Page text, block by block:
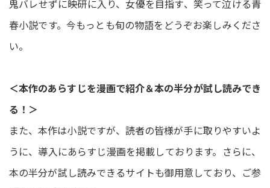
鬼バレせずに映研に入り、女優を目指す、笑って泣ける青
春小説です。今もっとも旬の物語をどうぞお楽しみくださ
い。
＜本作のあらすじを漫画で紹介＆本の半分が試し読みでき
る！＞
また、本作は小説ですが、読者の皆様が手に取りやすいよ
うに、導入にあらすじ漫画を掲載しております。さらに、
本の半分が試し読みできるサイトも御用意しており、ご参